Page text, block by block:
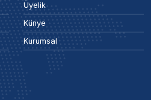
Üyelik
Künye
Kurumsal